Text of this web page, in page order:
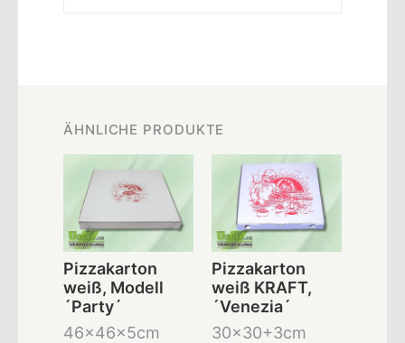
ÄHNLICHE PRODUKTE
Pizzakarton
weiß, Modell
´Party´
46x46x5cm
Pizzakarton
weiß KRAFT,
´Venezia´
30x30+3cm